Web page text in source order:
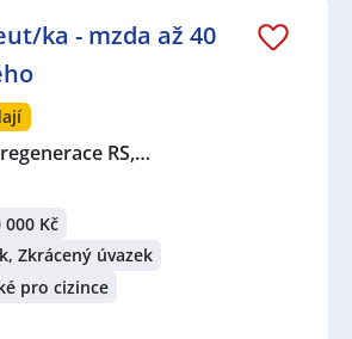
ka - mzda až 40
RS,…
000 Kč
Zkrácený úvazek
pro cizince